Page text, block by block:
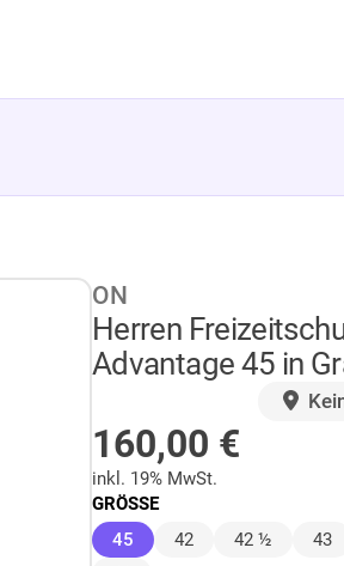
ON
Herren
Advantage 45 in
160,00 €
inkl. 19% MwSt.
GRÖSSE
45 (ausgewählt)
42 42 ½ 43